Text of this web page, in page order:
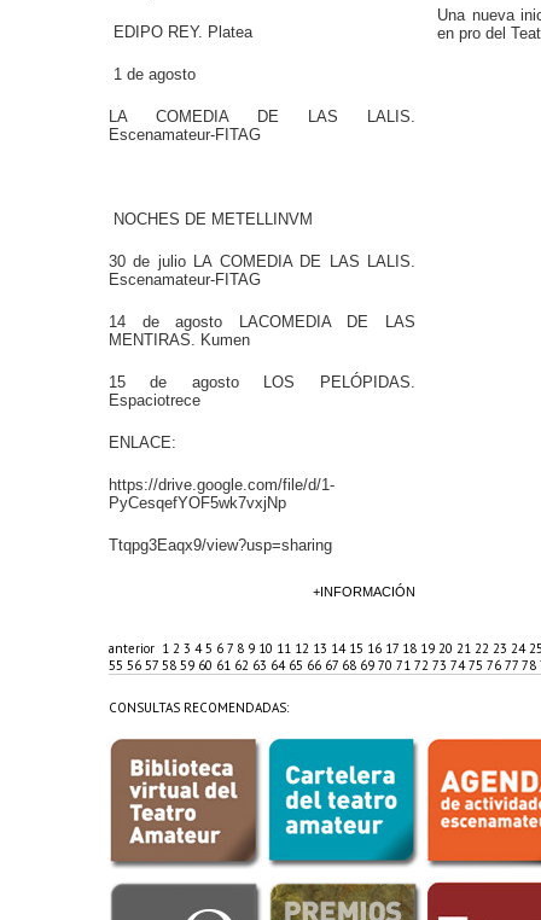
EDIPO REY. Platea
1 de agosto
LA COMEDIA DE LAS LALIS.
Escenamateur-FITAG
NOCHES DE METELLINVM
30 de julio LA COMEDIA DE LAS LALIS.
Escenamateur-FITAG
14 de agosto LACOMEDIA DE LAS
MENTIRAS. Kumen
15 de agosto LOS PELÓPIDAS.
Espaciotrece
ENLACE:
https://drive.google.com/file/d/1-
PyCesqefYOF5wk7vxjNp
Ttqpg3Eaqx9/view?usp=sharing
+INFORMACIÓN
Una nueva
en pro del
anterior 1 2 3 45 6 7 8 9 10 11 12 13 14 15 16 17 18 19 20 21 22 23 24
55 56 57 58 59 60 61 62 63 64 65 66 67 68 69 70 71 72 73 7475 76 77 78
CONSULTAS RECOMENDADAS: